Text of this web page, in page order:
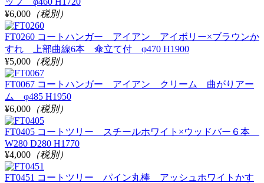
¥6,000 （税別）
FT0260 コートハンガー アイアン アイボリー×ブラウンか
すれ 上部曲線6本 傘立て付 φ470 H1900
¥5,000 （税別）
FT0067 コートハンガー アイアン クリーム 曲がりアー
ム φ485 H1950
¥6,000 （税別）
FT0405 コートツリー スチールホワイト×ウッドバー６本
W280 D280 H1770
¥4,000 （税別）
FT0451 コートツリー パイン丸棒 アッシュホワイトかす